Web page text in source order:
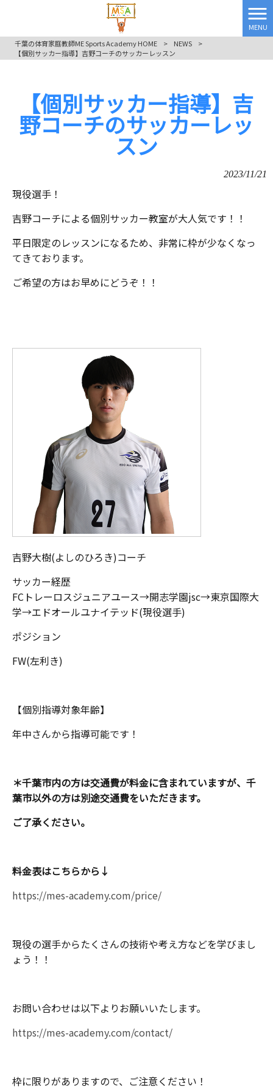
MENU
千葉の体育家庭教師ME Sports Academy HOME
> NEWS
>
【個別サッカー指導】吉野コーチのサッカーレッスン
【個別サッカー指導】吉
野コーチのサッカーレッ
スン
2023/11/21
現役選手！
吉野コーチによる個別サッカー教室が大人気です！！
平日限定のレッスンになるため、非常に枠が少なくなっ
てきております。
ご希望の方はお早めにどうぞ！！
吉野大樹(よしのひろき)コーチ
サッカー経歴
FCトレーロスジュニアユース→開志学園jsc→東京国際大
学→エドオールユナイテッド(現役選手)
ポジション
FW(左利き)
【個別指導対象年齢】
年中さんから指導可能です！
＊千葉市内の方は交通費が料金に含まれていますが、千
葉市以外の方は別途交通費をいただきます。
ご了承ください。
料金表はこちらから↓
https://mes-academy.com/price/
現役の選手からたくさんの技術や考え方などを学びまし
ょう！！
お問い合わせは以下よりお願いいたします。
https://mes-academy.com/contact/
枠に限りがありますので、ご注意ください！